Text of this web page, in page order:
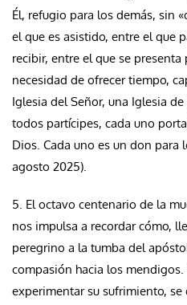
Él, refugio para los demás, sin
el que es asistido, entre el que
recibir, entre el que se
necesidad de ofrecer tiempo,
Iglesia del Señor, una Iglesia
todos partícipes, cada uno
Dios. Cada uno es un don para
agosto 2025).
5. El octavo centenario de la
nos impulsa a recordar cómo,
peregrino a la tumba del
compasión hacia los mendigos.
experimentar su sufrimiento,